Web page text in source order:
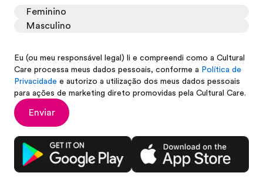
Feminino
Masculino
Eu (ou meu responsável legal) li e compreendi como a Cultural
Care processa meus dados pessoais, conforme a Política de
Privacidade e autorizo a utilização dos meus dados pessoais
para ações de marketing direto promovidas pela Cultural Care.
Enviar